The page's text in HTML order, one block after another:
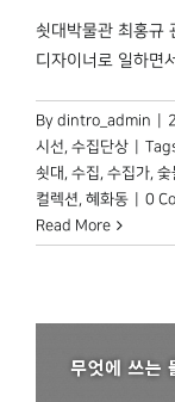
쇳대박물관 최홍규
디자이너로 일하면
By dintro_admin
시선, 수집단상
쇳대 , 수집, 수집가, 숯
컬렉션, 혜화동
0
Read More